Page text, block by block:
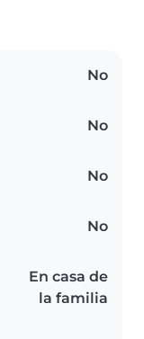
No
No
No
No
En casa de
la familia